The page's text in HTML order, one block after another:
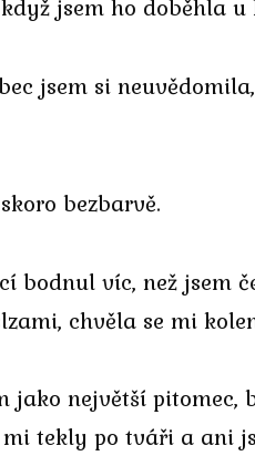
jsem ho doběhla
jsem si
bezbarvě.
bodnul víc, než jsem
chvěla se mi
jako největší
tekly po tváři a ani